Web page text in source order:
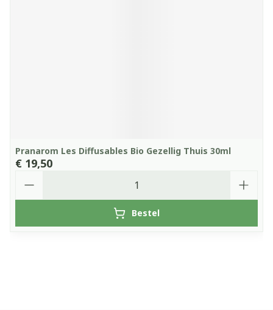
Pranarom Les Diffusables Bio Gezellig Thuis 30ml
€ 19,50
Bestel